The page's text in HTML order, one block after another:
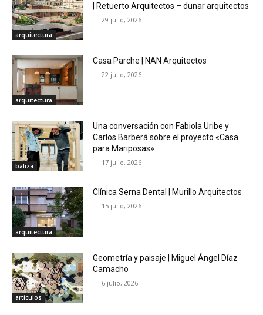
arquitectura
| Retuerto Arquitectos – dunar arquitectos
29 julio, 2026
arquitectura
Casa Parche | NAN Arquitectos
22 julio, 2026
baliza
Una conversación con Fabiola Uribe y
Carlos Barberá sobre el proyecto «Casa
para Mariposas»
17 julio, 2026
arquitectura
Clínica Serna Dental | Murillo Arquitectos
15 julio, 2026
artículos
Geometría y paisaje | Miguel Ángel Díaz
Camacho
6 julio, 2026